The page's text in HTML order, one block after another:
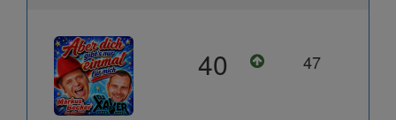
40 47